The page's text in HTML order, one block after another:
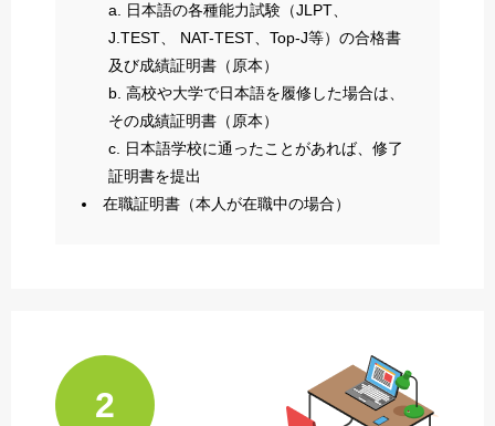
日本語の各種能力試験（JLPT、
J.TEST、 NAT-TEST、Top-J等）の合格書
及び成績証明書（原本）
高校や大学で日本語を履修した場合は、
その成績証明書（原本）
日本語学校に通ったことがあれば、修了
証明書を提出
在職証明書（本人が在職中の場合）
2